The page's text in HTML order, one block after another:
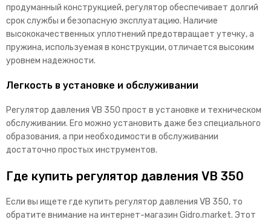
продуманный конструкцией, регулятор обеспечивает долгий
срок службы и безопасную эксплуатацию. Наличие
высококачественных уплотнений предотвращает утечку, а
пружина, используемая в конструкции, отличается высоким
уровнем надежности.
Легкость в установке и обслуживании
Регулятор давления VB 350 прост в установке и техническом
обслуживании. Его можно установить даже без специального
образования, а при необходимости в обслуживании
достаточно простых инструментов.
Где купить регулятор давления VB 350
Если вы ищете где купить регулятор давления VB 350, то
обратите внимание на интернет-магазин Gidro.market. Этот